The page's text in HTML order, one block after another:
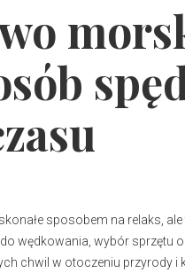
sposobem na relaks,
wędkowania, wybór sprzętu
chwil w otoczeniu przyrody i